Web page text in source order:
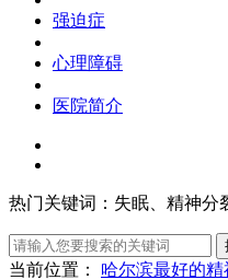
强迫症
心理障碍
医院简介
热门关键词： 失眠、精神分
当前位置： 哈尔滨最好的精